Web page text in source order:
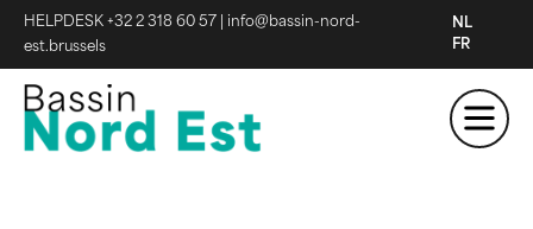
HELPDESK +32 2 318 60 57
info@bassin-nord-
est.brussels
NL
FR